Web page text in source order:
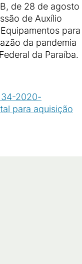
de 28 de agosto
de Auxílio
para
da pandemia
da Paraíba.
34-2020-
para aquisição